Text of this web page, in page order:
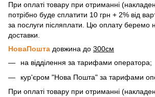
При оплаті товару при отриманні
потрібно буде сплатити 10 грн + 2% від
за послуги післяплати. Цю оплату беремо
доставки.
НоваПошта довжина до 300см
на відділення за тарифами оператора;
кур'єром "Нова Пошта" за тарифами
При оплаті товару при отриманні